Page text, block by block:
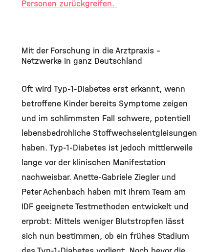
Personen zurückgreifen.
Mit der Forschung in die Arztpraxis –
Netzwerke in ganz Deutschland
Oft wird Typ-1-Diabetes erst erkannt, wenn
betroffene Kinder bereits Symptome zeigen
und im schlimmsten Fall schwere, potentiell
lebensbedrohliche Stoffwechselentgleisungen
haben. Typ-1-Diabetes ist jedoch mittlerweile
lange vor der klinischen Manifestation
nachweisbar. Anette-Gabriele Ziegler und
Peter Achenbach haben mit ihrem Team am
IDF geeignete Testmethoden entwickelt und
erprobt: Mittels weniger Blutstropfen lässt
sich nun bestimmen, ob ein frühes Stadium